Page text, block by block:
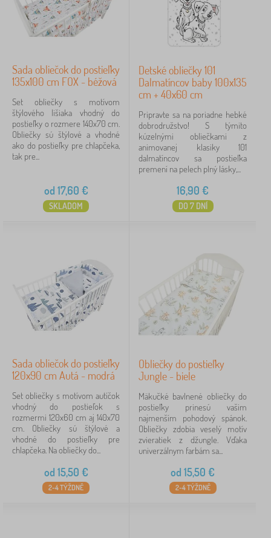
Sada obliečok do postieľky
135x100 cm FOX - béžová
Set obliečky s motívom
štýlového lišiaka vhodný do
postieľky o rozmere 140x70 cm.
Obliečky sú štýlové a vhodné
ako do postieľky pre chlapčeka,
tak pre...
od 17,60 €
SKLADOM
Detské obliečky 101
Dalmatíncov baby 100x135
cm + 40x60 cm
Pripravte sa na poriadne hebké
dobrodružstvo! S týmito
kúzelnými obliečkami z
animovanej klasiky 101
dalmatíncov sa postieľka
premení na pelech plný lásky,...
16,90 €
DO 7 DNÍ
Sada obliečok do postieľky
120x90 cm Autá - modrá
Set obliečky s motívom autíčok
vhodný do postieľok s
rozmermi 120x60 cm aj 140x70
cm. Obliečky sú štýlové a
vhodné do postieľky pre
chlapčeka. Na obliečky do...
od 15,50 €
2-4 TÝŽDNĚ
Obliečky do postieľky
Jungle - biele
Mäkučké bavlnené obliečky do
postieľky prinesú vašim
najmenším pohodový spánok.
Obliečky zdobia veselý motív
zvieratiek z džungle. Vďaka
univerzálnym farbám sa...
od 15,50 €
2-4 TÝŽDNĚ